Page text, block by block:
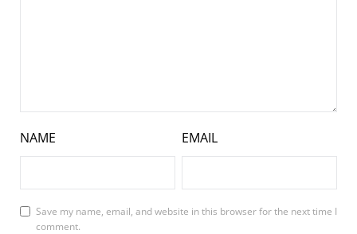
NAME EMAIL
Save my name, email, and website in this browser for the next time I
comment.